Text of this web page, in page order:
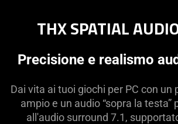
THX SPATIAL
Precisione e realismo
Dai vita ai tuoi giochi per PC con un
ampio e un audio “sopra la testa”
all'audio surround 7.1,